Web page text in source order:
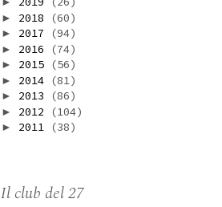
► 2018 (60)
► 2017 (94)
► 2016 (74)
► 2015 (56)
► 2014 (81)
► 2013 (86)
► 2012 (104)
► 2011 (38)
Il club del 27